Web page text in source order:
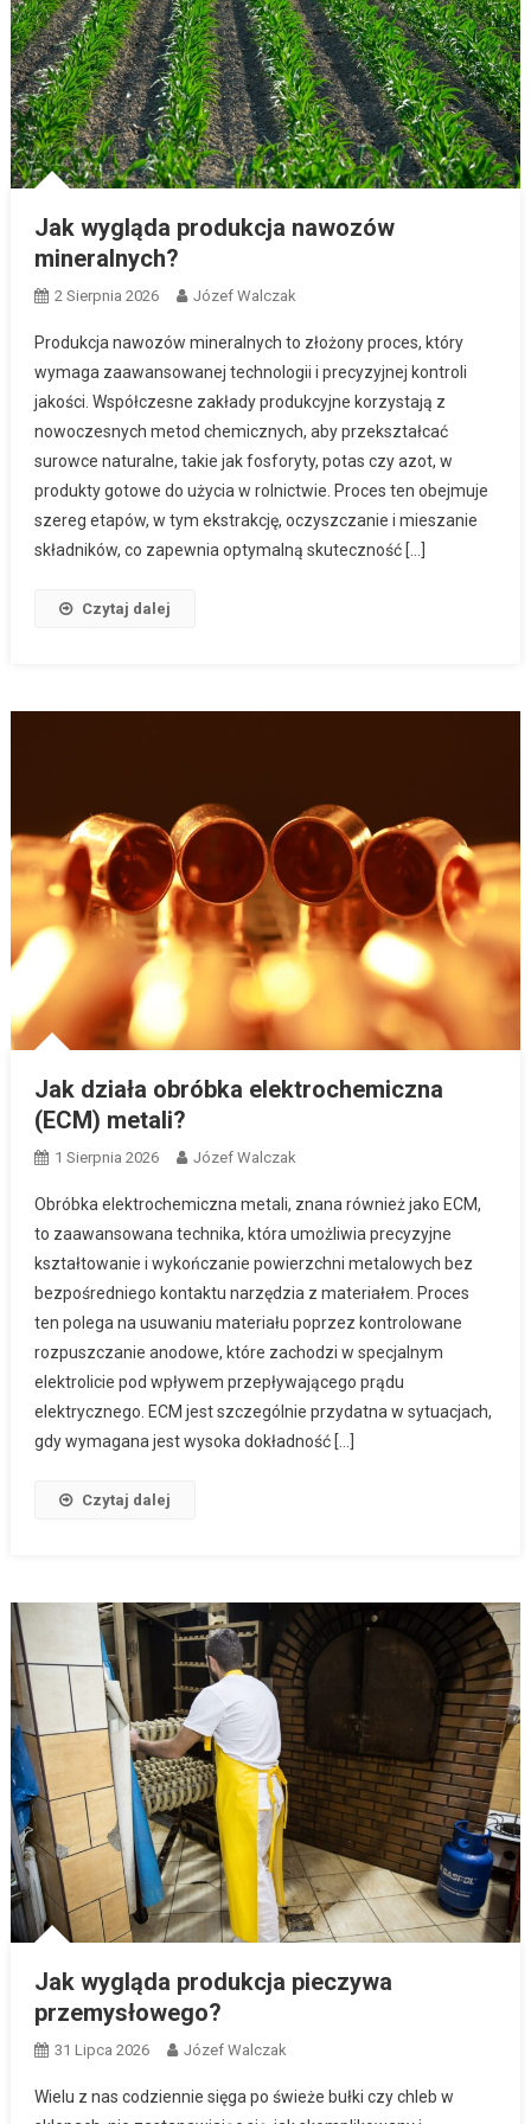
Jak wygląda produkcja nawozów
mineralnych?
2 Sierpnia 2026 Józef Walczak
Produkcja nawozów mineralnych to złożony proces, który
wymaga zaawansowanej technologii i precyzyjnej kontroli
jakości. Współczesne zakłady produkcyjne korzystają z
nowoczesnych metod chemicznych, aby przekształcać
surowce naturalne, takie jak fosforyty, potas czy azot, w
produkty gotowe do użycia w rolnictwie. Proces ten obejmuje
szereg etapów, w tym ekstrakcję, oczyszczanie i mieszanie
składników, co zapewnia optymalną skuteczność […]
Czytaj dalej
Jak działa obróbka elektrochemiczna
(ECM) metali?
1 Sierpnia 2026 Józef Walczak
Obróbka elektrochemiczna metali, znana również jako ECM,
to zaawansowana technika, która umożliwia precyzyjne
kształtowanie i wykończanie powierzchni metalowych bez
bezpośredniego kontaktu narzędzia z materiałem. Proces
ten polega na usuwaniu materiału poprzez kontrolowane
rozpuszczanie anodowe, które zachodzi w specjalnym
elektrolicie pod wpływem przepływającego prądu
elektrycznego. ECM jest szczególnie przydatna w sytuacjach,
gdy wymagana jest wysoka dokładność […]
Czytaj dalej
Jak wygląda produkcja pieczywa
przemysłowego?
31 Lipca 2026 Józef Walczak
Wielu z nas codziennie sięga po świeże bułki czy chleb w